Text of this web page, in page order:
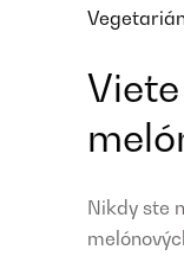
Nikdy ste